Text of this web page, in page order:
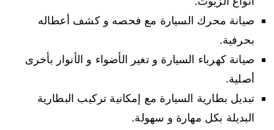
صيانة محرك السيارة مع فحصه و كشف أعطاله
بحرفية.
صيانة كهرباء السيارة و تغير الأضواء و الأنوار بأخرى
أصلية.
تبديل بطارية السيارة مع إمكانية تركيب البطارية
البديلة بكل مهارة و سهولة.